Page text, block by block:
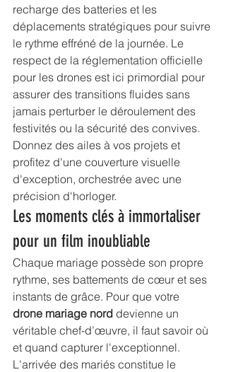
recharge des batteries et les
déplacements stratégiques pour suivre
le rythme effréné de la journée. Le
respect de la réglementation officielle
pour les drones est ici primordial pour
assurer des transitions fluides sans
jamais perturber le déroulement des
festivités ou la sécurité des convives.
Donnez des ailes à vos projets et
profitez d'une couverture visuelle
d'exception, orchestrée avec une
précision d'horloger.
Les moments clés à immortaliser
pour un film inoubliable
Chaque mariage possède son propre
rythme, ses battements de cœur et ses
instants de grâce. Pour que votre
drone mariage nord devienne un
véritable chef-d’œuvre, il faut savoir où
et quand capturer l'exceptionnel.
L'arrivée des mariés constitue le